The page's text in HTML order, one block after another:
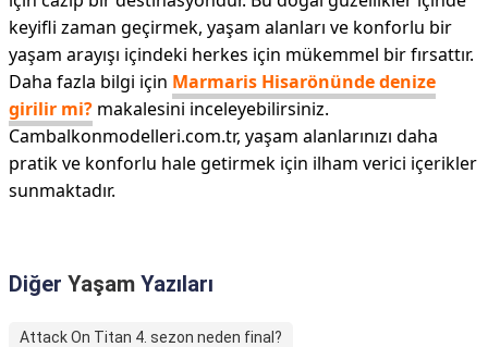
keyifli zaman geçirmek, yaşam alanları ve konforlu bir
yaşam arayışı içindeki herkes için mükemmel bir fırsattır.
Daha fazla bilgi için Marmaris Hisarönünde denize
girilir mi? makalesini inceleyebilirsiniz.
Cambalkonmodelleri.com.tr, yaşam alanlarınızı daha
pratik ve konforlu hale getirmek için ilham verici içerikler
sunmaktadır.
Diğer Yaşam Yazıları
Attack On Titan 4. sezon neden final?